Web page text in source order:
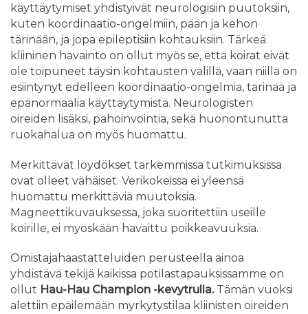
käyttäytymiset yhdistyivät neurologisiin puutoksiin,
kuten koordinaatio-ongelmiin, pään ja kehon
tärinään, ja jopa epileptisiin kohtauksiin. Tärkeä
kliininen havainto on ollut myös se, että koirat eivät
ole toipuneet täysin kohtausten välillä, vaan niillä on
esiintynyt edelleen koordinaatio-ongelmia, tärinää ja
epänormaalia käyttäytymistä. Neurologisten
oireiden lisäksi, pahoinvointia, sekä huonontunutta
ruokahalua on myös huomattu.
Merkittävät löydökset tarkemmissa tutkimuksissa
ovat olleet vähäiset. Verikokeissa ei yleensä
huomattu merkittäviä muutoksia.
Magneettikuvauksessa, joka suoritettiin useille
koirille, ei myöskään havaittu poikkeavuuksia.
Omistajahaastatteluiden perusteella ainoa
yhdistävä tekijä kaikissa potilastapauksissamme on
ollut Hau-Hau Champion -kevytrulla. Tämän vuoksi
alettiin epäilemään myrkytystilaa kliinisten oireiden